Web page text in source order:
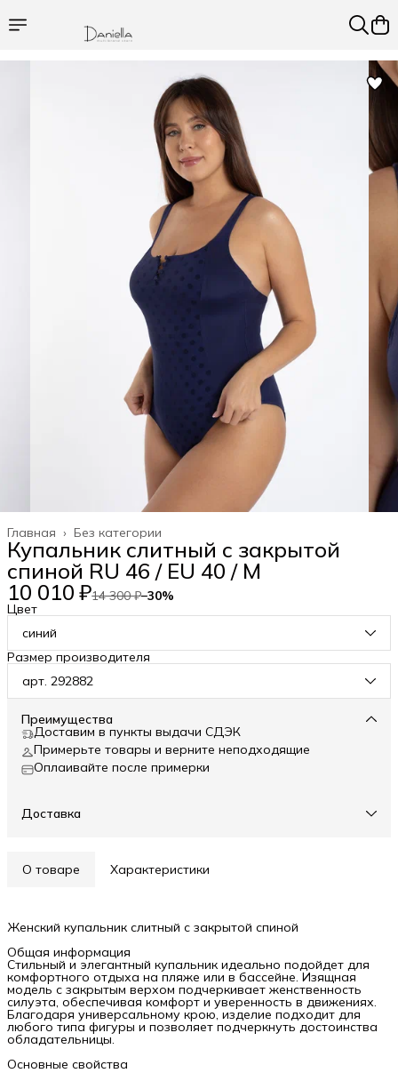
Без категории
Главная ›
Купальник слитный с закрытой
спиной RU 46 / EU 40 / M
10 010 ₽14 300 ₽−30%
Цвет
синий
Размер производителя
арт. 292882
Преимущества
Доставим в пункты выдачи СДЭК
Примерьте товары и верните неподходящие
Оплаивайте после примерки
Доставка
О товаре Характеристики
Женский купальник слитный с закрытой спиной
Общая информация
Стильный и элегантный купальник идеально подойдет для
комфортного отдыха на пляже или в бассейне. Изящная
модель с закрытым верхом подчеркивает женственность
силуэта, обеспечивая комфорт и уверенность в движениях.
Благодаря универсальному крою, изделие подходит для
любого типа фигуры и позволяет подчеркнуть достоинства
обладательницы.
Основные свойства